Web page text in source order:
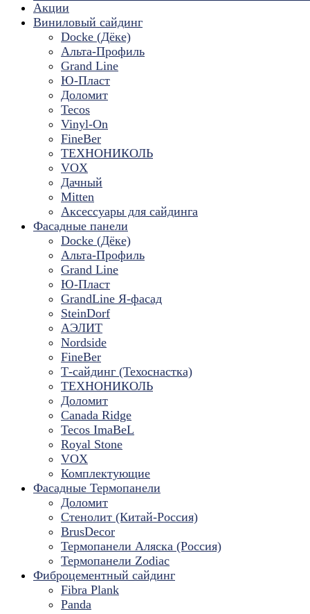
Акции
Виниловый сайдинг
Docke (Дёке)
Альта-Профиль
Grand Line
Ю-Пласт
Доломит
Tecos
Vinyl-On
FineBer
ТЕХНОНИКОЛЬ
VOX
Дачный
Mitten
Аксессуары для сайдинга
Фасадные панели
Docke (Дёке)
Альта-Профиль
Grand Line
Ю-Пласт
GrandLine Я-фасад
SteinDorf
АЭЛИТ
Nordside
FineBer
Т-сайдинг (Техоснастка)
ТЕХНОНИКОЛЬ
Доломит
Canada Ridge
Tecos ImaBeL
Royal Stone
VOX
Комплектующие
Фасадные Термопанели
Доломит
Стенолит (Китай-Россия)
BrusDecor
Термопанели Аляска (Россия)
Термопанели Zodiac
Фиброцементный сайдинг
Fibra Plank
Panda